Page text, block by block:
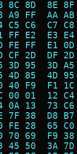
8C 8D  8E
A9 FF  AA
C5 C6  C7
FF E2  E3
FE FF  E1
CF 2D  DF
3D 95  3D
4D 85  4D
40 F9  F1
00 01  12
0A 13  73
7F 38  D8
FE 28  65
70 69  F9
45 50  3A